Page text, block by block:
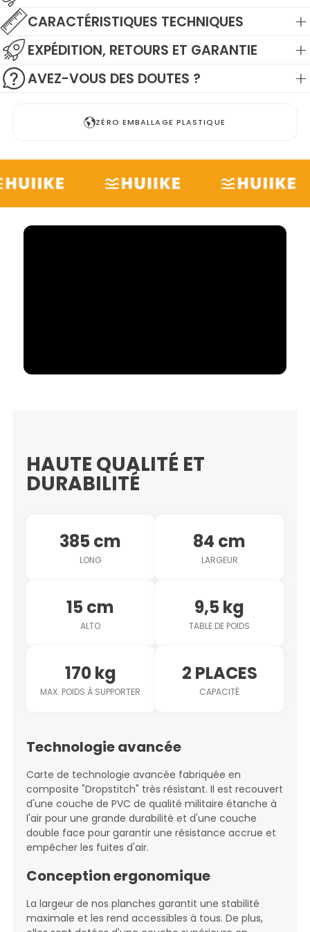
CARACTÉRISTIQUES TECHNIQUES
EXPÉDITION, RETOURS ET GARANTIE
AVEZ-VOUS DES DOUTES ?
ZÉRO EMBALLAGE PLASTIQUE
HAUTE QUALITÉ ET
DURABILITÉ
385 cm
LONG
84 cm
LARGEUR
15 cm
ALTO
9,5 kg
TABLE DE POIDS
170 kg
MAX. POIDS À SUPPORTER
2 PLACES
CAPACITÉ
Technologie avancée
Carte de technologie avancée fabriquée en
composite "Dropstitch" très résistant. Il est recouvert
d'une couche de PVC de qualité militaire étanche à
l'air pour une grande durabilité et d'une couche
double face pour garantir une résistance accrue et
empêcher les fuites d'air.
Conception ergonomique
La largeur de nos planches garantit une stabilité
maximale et les rend accessibles à tous. De plus,